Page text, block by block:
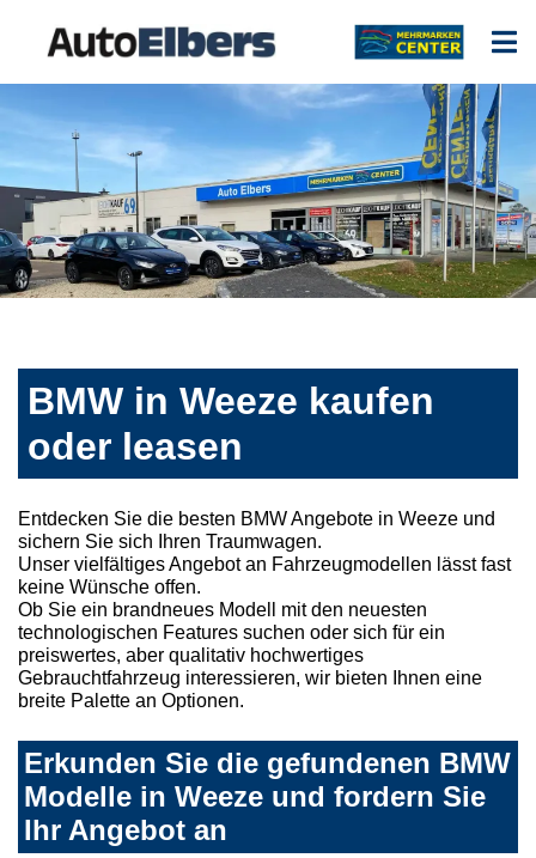
BMW in Weeze kaufen
oder leasen
Entdecken Sie die besten BMW Angebote in Weeze und
sichern Sie sich Ihren Traumwagen.
Unser vielfältiges Angebot an Fahrzeugmodellen lässt fast
keine Wünsche offen.
Ob Sie ein brandneues Modell mit den neuesten
technologischen Features suchen oder sich für ein
preiswertes, aber qualitativ hochwertiges
Gebrauchtfahrzeug interessieren, wir bieten Ihnen eine
breite Palette an Optionen.
Erkunden Sie die gefundenen BMW
Modelle in Weeze und fordern Sie
Ihr Angebot an